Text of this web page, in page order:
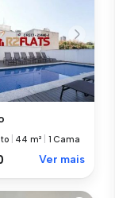
44 m² 1 Cama
Ver mais